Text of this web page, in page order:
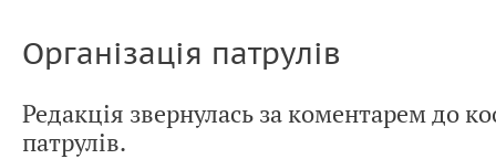
Організація патрулів
Редакція звернулась за коментарем до
патрулів.